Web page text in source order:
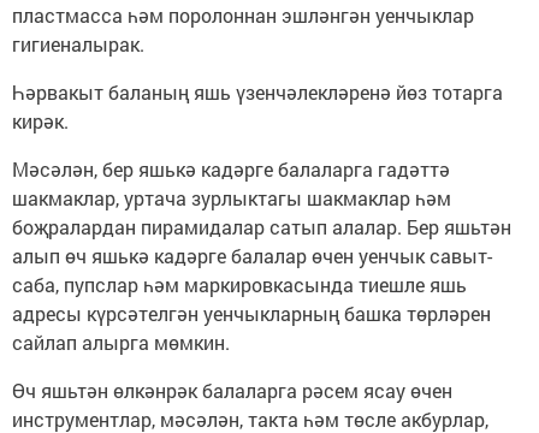
пластмасса һәм поролоннан эшләнгән уенчыклар
гигиеналырак.
Һәрвакыт баланың яшь үзенчәлекләренә йөз тотарга
кирәк.
Мәсәлән, бер яшькә кадәрге балаларга гадәттә
шакмаклар, уртача зурлыктагы шакмаклар һәм
боҗралардан пирамидалар сатып алалар. Бер яшьтән
алып өч яшькә кадәрге балалар өчен уенчык савыт-
саба, пупслар һәм маркировкасында тиешле яшь
адресы күрсәтелгән уенчыкларның башка төрләрен
сайлап алырга мөмкин.
Өч яшьтән өлкәнрәк балаларга рәсем ясау өчен
инструментлар, мәсәлән, такта һәм төсле акбурлар,